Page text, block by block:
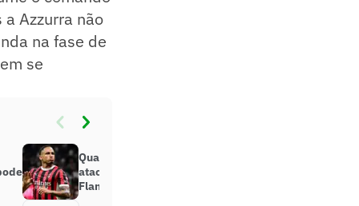
Azzurra não
na fase de
se
Qual o salário de Noah Okafor,
atacante do Milan e alvo do
Flamengo?